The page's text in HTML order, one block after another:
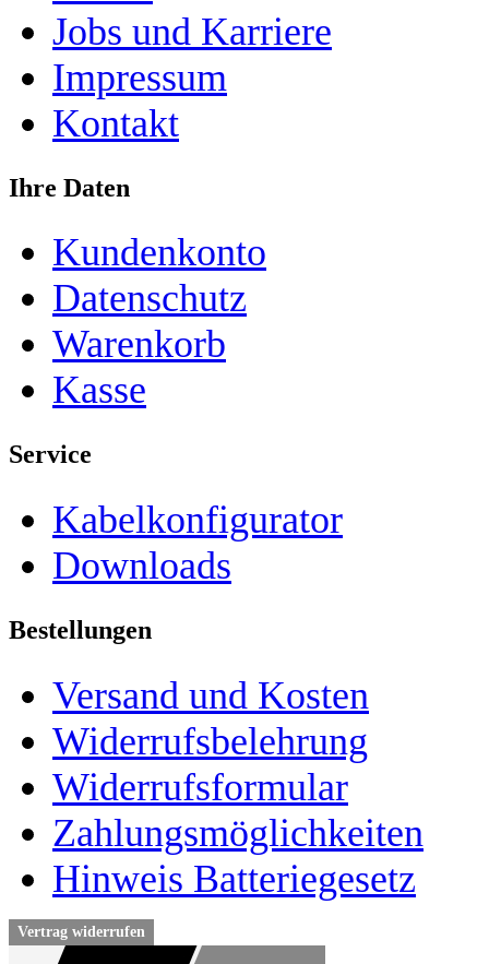
Jobs und Karriere
Impressum
Kontakt
Ihre Daten
Kundenkonto
Datenschutz
Warenkorb
Kasse
Service
Kabelkonfigurator
Downloads
Bestellungen
Versand und Kosten
Widerrufsbelehrung
Widerrufsformular
Zahlungsmöglichkeiten
Hinweis Batteriegesetz
Vertrag widerrufen